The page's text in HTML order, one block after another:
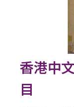
香港中
目